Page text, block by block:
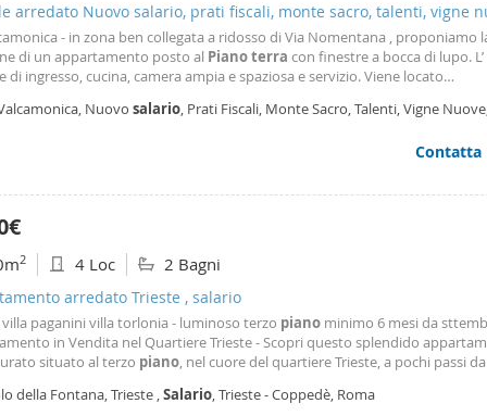
arredato Nuovo salario, prati fiscali, monte sacro, talenti, vigne
- in zona ben collegata a ridosso di Via Nomentana , proponiamo
di un appartamento posto al Pianoterra con finestre a bocca di lupo.
di ingresso, cucina, camera ampia e spaziosa e servizio. Viene locato
subito. Annuncio rivolto esclusivamente a
Nuovo salario, Prati Fiscali, Monte Sacro, Talenti, Vigne
Contatta
2 4 Loc 2 Bagni
arredato Trieste , salario
villa paganini villa torlonia - luminoso terzo piano minimo 6 mesi da
in Vendita nel Quartiere Trieste - Scopri questo splendido
situato al terzo piano, nel cuore del quartiere Trieste, a pochi passi
e funzionalità
della Fontana, Trieste ,Salario, Trieste - Coppedè, Roma